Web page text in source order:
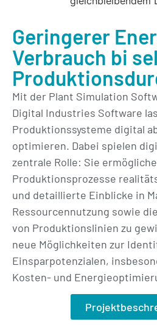
Geringerer
Verbrauch bi
Mit der Plant Simulation
Digital Industries Software
Produktionssysteme digital
optimieren. Dabei spielen
zentrale Rolle: Sie
Produktionsprozesse
und detaillierte Einblicke in
Ressourcennutzung sowie
von Produktionslinien zu
neue Möglichkeiten zur
Einsparpotenzialen,
Kosten- und